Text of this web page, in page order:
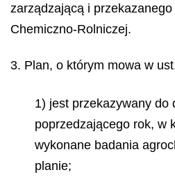
zarządzającą i
Chemiczno-Rolniczej.
3. Plan, o którym mowa w
1) jest przekazywany do
poprzedzającego rok, w
wykonane badania
planie;